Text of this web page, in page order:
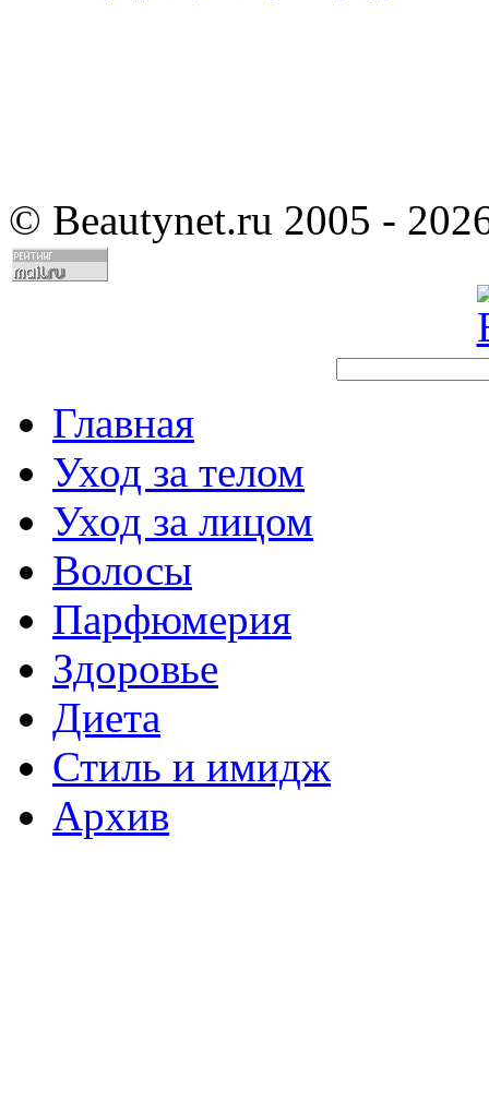
© Beautynet.ru 2005 -
Главная
Уход за телом
Уход за лицом
Волосы
Парфюмерия
Здоровье
Диета
Стиль и имидж
Архив